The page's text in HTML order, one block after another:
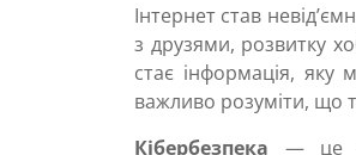
Інтернет став
з друзями, розвитку
стає інформація,
важливо розуміти, що
Кібербезпека — це